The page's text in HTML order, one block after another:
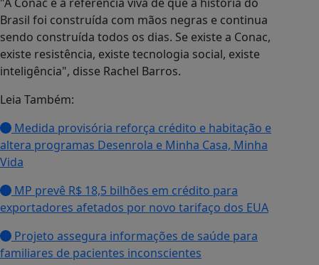
Brasil foi construída com mãos negras e continua
sendo construída todos os dias. Se existe a Conac,
existe resistência, existe tecnologia social, existe
inteligência", disse Rachel Barros.
Leia Também:
Medida provisória reforça crédito e habitação e
altera programas Desenrola e Minha Casa, Minha
Vida
MP prevê R$ 18,5 bilhões em crédito para
exportadores afetados por novo tarifaço dos EUA
Projeto assegura informações de saúde para
familiares de pacientes inconscientes